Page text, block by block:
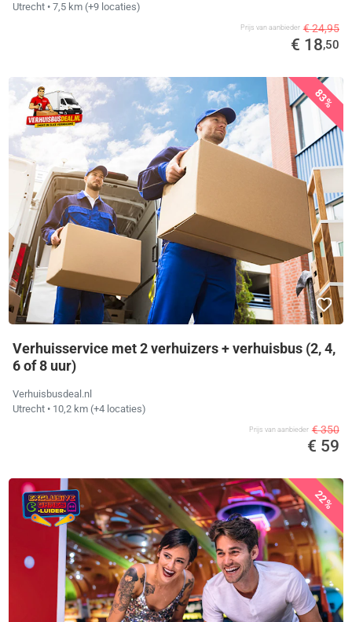
Utrecht • 7,5 km (+9 locaties)
Prijs van aanbieder € 24,95
€ 18,50
83%
Verhuisservice met 2 verhuizers + verhuisbus (2, 4,
6 of 8 uur)
Verhuisbusdeal.nl
Utrecht • 10,2 km (+4 locaties)
Prijs van aanbieder € 350
€ 59
22%